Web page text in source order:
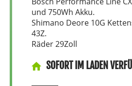
und 750Wh Akku.
Shimano Deore 10G
43Z.
Räder 29Zoll
SOFORT IM LADEN